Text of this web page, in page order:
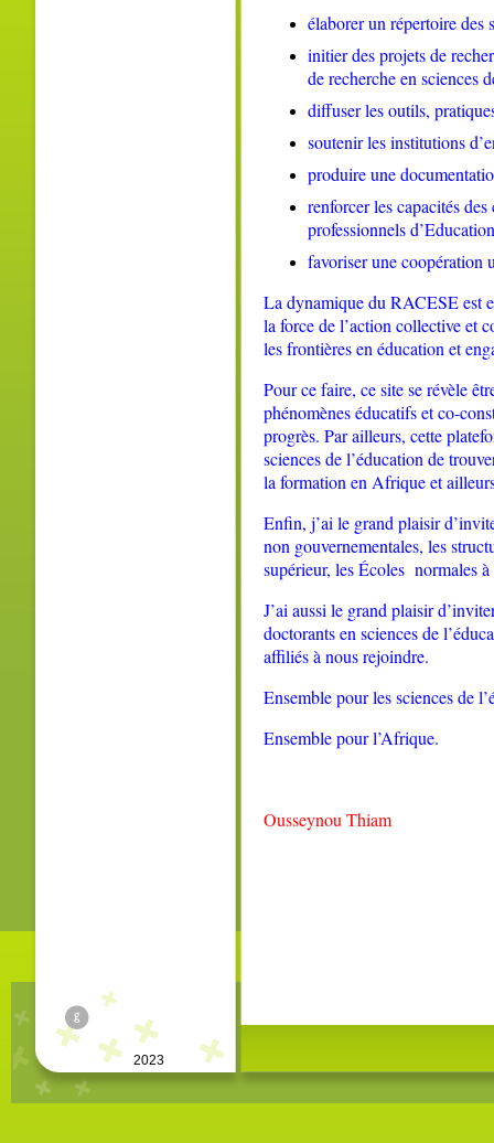
élaborer un répertoire des
initier des projets de
de recherche en sciences
diffuser les outils,
soutenir les institutions
produire une
renforcer les capacités
professionnels
favoriser une coopération
La dynamique du RACESE est
la force de l’action collective et
les frontières en éducation et
Pour ce faire, ce site se révèle
phénomènes éducatifs et co-
progrès. Par ailleurs, cette
sciences de l’éducation de
la formation en Afrique et
Enfin, j’ai le grand plaisir
non gouvernementales, les
supérieur, les Écoles normales
J’ai aussi le grand plaisir
doctorants en sciences de
affiliés à nous rejoindre.
Ensemble pour les sciences de
Ensemble pour l’Afrique.
Ousseynou Thiam
© 2023